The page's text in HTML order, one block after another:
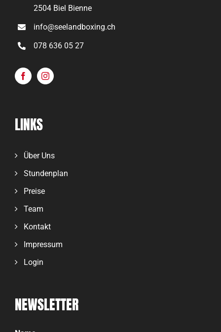
2504 Biel Bienne
info@seelandboxing.ch
078 636 05 27
LINKS
Über Uns
Stundenplan
Preise
Team
Kontakt
Impressum
Login
NEWSLETTER